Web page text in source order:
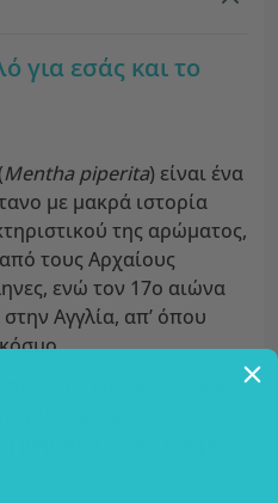
για εσάς και το
Mentha piperita) είναι ένα
με μακρά ιστορία
της αρώματος,
τους Αρχαίους
ενώ τον 17ο αιώνα
στην Αγγλία, απ’ όπου